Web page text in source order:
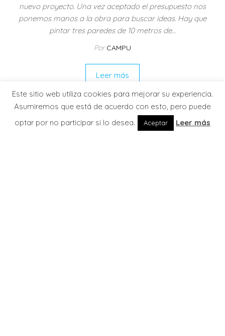
nuevo proyecto. Una vez aceptado el presupuesto nos
ponemos manos a la obra para buscar ideas. Hay que
pintar tres paredes de 10 metros de…
Por CAMPU
Leer más
Este sitio web utiliza cookies para mejorar su experiencia.
Asumiremos que está de acuerdo con esto, pero puede
optar por no participar si lo desea.
Aceptar Leer más